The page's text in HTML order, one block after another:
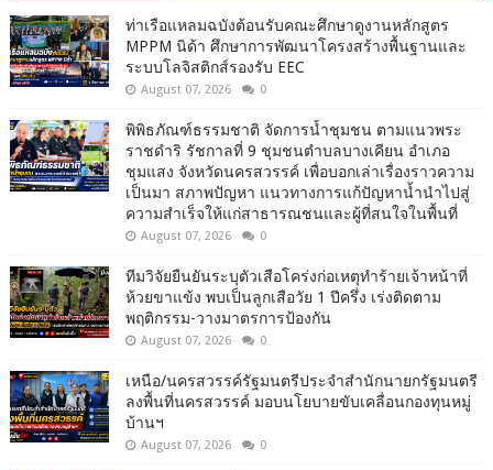
ท่าเรือแหลมฉบังต้อนรับคณะศึกษาดูงานหลักสูตร
MPPM นิด้า ศึกษาการพัฒนาโครงสร้างพื้นฐานและ
ระบบโลจิสติกส์รองรับ EEC
August 07, 2026 0
พิพิธภัณฑ์ธรรมชาติ จัดการน้ำชุมชน ตามแนวพระ
ราชดำริ รัชกาลที่ 9 ชุมชนตำบลบางเคียน อำเภอ
ชุมแสง จังหวัดนครสวรรค์ เพื่อบอกเล่าเรื่องราวความ
เป็นมา สภาพปัญหา แนวทางการแก้ปัญหาน้ำนำไปสู่
ความสำเร็จให้แก่สาธารณชนและผู้ที่สนใจในพื้นที่
August 07, 2026 0
ทีมวิจัยยืนยันระบุตัวเสือโคร่งก่อเหตุทำร้ายเจ้าหน้าที่
ห้วยขาแข้ง พบเป็นลูกเสือวัย 1 ปีครึ่ง เร่งติดตาม
พฤติกรรม-วางมาตรการป้องกัน
August 07, 2026 0
เหนือ/นครสวรรค์รัฐมนตรีประจำสำนักนายกรัฐมนตรี
ลงพื้นที่นครสวรรค์ มอบนโยบายขับเคลื่อนกองทุนหมู่
บ้านฯ
August 07, 2026 0